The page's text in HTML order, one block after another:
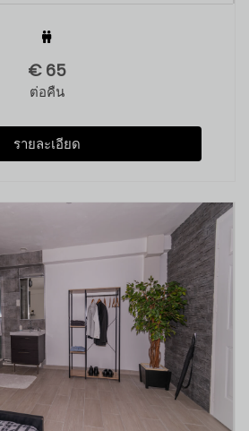
€ 65
ต่อคืน
รายละเอียด